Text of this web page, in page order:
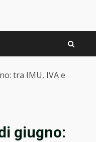
tra IMU, IVA e
giugno: